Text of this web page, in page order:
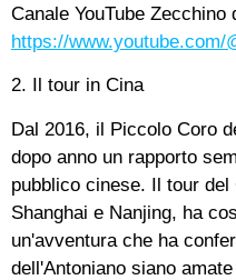
Canale YouTube Zecchino
https://www.youtube.com/
2. Il tour in Cina
Dal 2016, il Piccolo Coro
dopo anno un rapporto
pubblico cinese. Il tour del
Shanghai e Nanjing, ha
un'avventura che ha
dell'Antoniano siano